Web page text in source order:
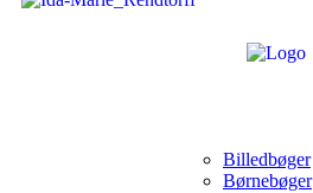
Billedbøger
Børnebøger